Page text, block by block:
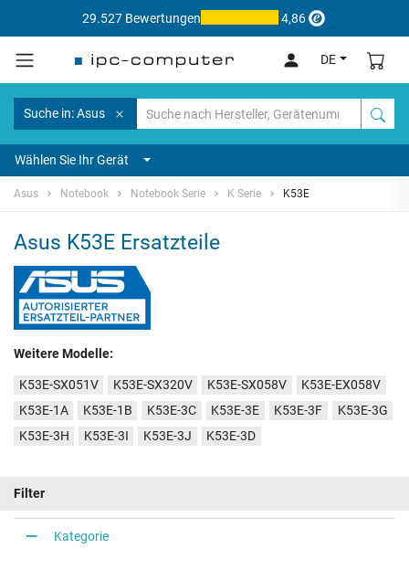
29.527 Bewertungen 4,86
DE
Suche in: Asus
Wählen Sie Ihr Gerät
Asus Notebook Notebook Serie K Serie K53E
Asus K53E Ersatzteile
Weitere Modelle:
K53E-SX051V K53E-SX320V K53E-SX058V
K53E-EX058V
K53E-1A
K53E-1B K53E-3C K53E-3E K53E-3F
K53E-3G
K53E-3H
K53E-3I K53E-3J K53E-3D
Filter
Kategorie